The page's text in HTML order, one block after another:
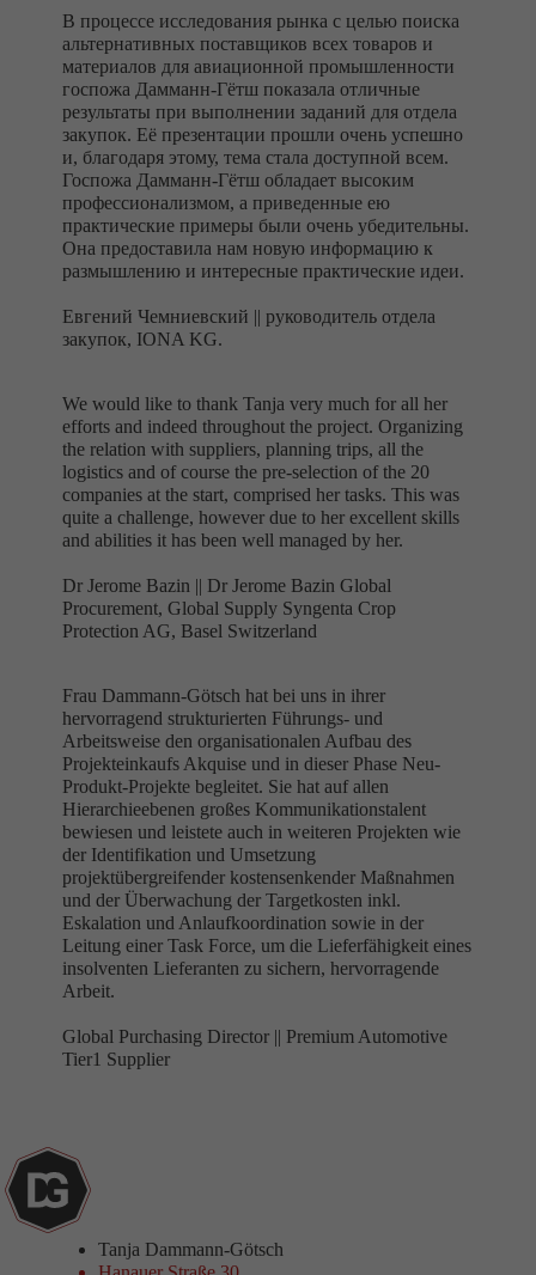
В процессе исследования рынка с целью поиска
альтернативных поставщиков всех товаров и
материалов для авиационной промышленности
госпожа Дамманн-Гётш показала отличные
результаты при выполнении заданий для отдела
закупок. Её презентации прошли очень успешно
и, благодаря этому, тема стала доступной всем.
Госпожа Дамманн-Гётш обладает высоким
профессионализмом, а приведенные ею
практические примеры были очень убедительны.
Она предоставила нам новую информацию к
размышлению и интересные практические идеи.
Евгений Чемниевский || руководитель отдела
закупок, IONA KG.
We would like to thank Tanja very much for all her
efforts and indeed throughout the project. Organizing
the relation with suppliers, planning trips, all the
logistics and of course the pre-selection of the 20
companies at the start, comprised her tasks. This was
quite a challenge, however due to her excellent skills
and abilities it has been well managed by her.
Dr Jerome Bazin || Dr Jerome Bazin Global
Procurement, Global Supply Syngenta Crop
Protection AG, Basel Switzerland
Frau Dammann-Götsch hat bei uns in ihrer
hervorragend strukturierten Führungs- und
Arbeitsweise den organisationalen Aufbau des
Projekteinkaufs Akquise und in dieser Phase Neu-
Produkt-Projekte begleitet. Sie hat auf allen
Hierarchieebenen großes Kommunikationstalent
bewiesen und leistete auch in weiteren Projekten wie
der Identifikation und Umsetzung
projektübergreifender kostensenkender Maßnahmen
und der Überwachung der Targetkosten inkl.
Eskalation und Anlaufkoordination sowie in der
Leitung einer Task Force, um die Lieferfähigkeit eines
insolventen Lieferanten zu sichern, hervorragende
Arbeit.
Global Purchasing Director || Premium Automotive
Tier1 Supplier
Tanja Dammann-Götsch